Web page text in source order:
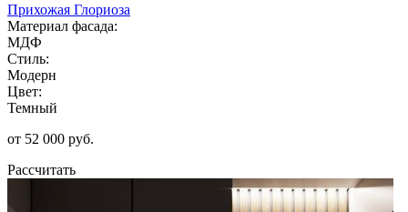
Прихожая Глориоза
Материал фасада:
МДФ
Стиль:
Модерн
Цвет:
Темный
от 52 000 руб.
Рассчитать